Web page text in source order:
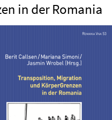
in der Romania